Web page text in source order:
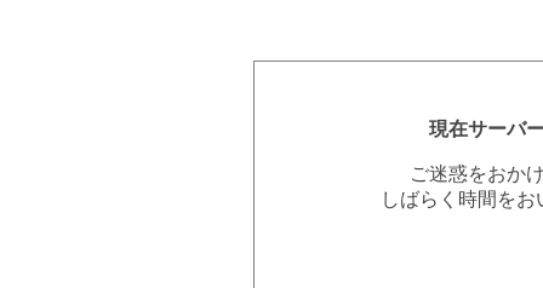
現在サーバ
ご迷惑をおか
しばらく時間を